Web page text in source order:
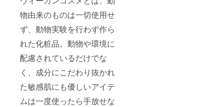
物由来のものは一切使用せ
ず、動物実験を行わず作ら
れた化粧品。動物や環境に
配慮されているだけでな
く、成分にこだわり抜かれ
た敏感肌にも優しいアイテ
ムは一度使ったら手放せな